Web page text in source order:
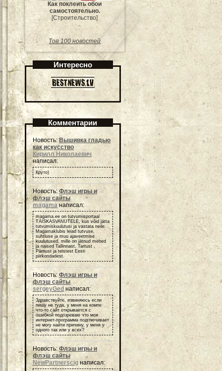
Как поклеить обои
самостоятельно.
[Строительство]
Топ 100 новостей
Интересно
Комментарии
Новость: Вышивка гладью
как искусство
Кирилл Николаевич
написал:
Круто)
Новость:Флэш игры и
флэш сайты
magamaнаписал:
magama.ee on tutvumisportaal
TÄISKASVANUTELE, kus võid jätta
tutvumiskuulutusi ja vastata neile.
Magamaklubis leiad tutvuse,
suhtluse ja muu ajaveetmise
kuulutused, mille on jätnud mehed
ja naised Tallinnast, Tartust ,
Pärnust ja teistest Eesti
piirkondadest.
Новость: Флэш игры и
флэш сайты
sergeyGed написал:
Здравствуйте, извиняюсь если
пишу не туда, у меня на компе
что-то сайт открывается с
ошибкой подозреваю что моя
интернет-программа подглючивает
не могу найти причину, у меня у
одного так или у всех?
Новость:Флэш игры и
флэш сайты
NewPartnerscig написал: